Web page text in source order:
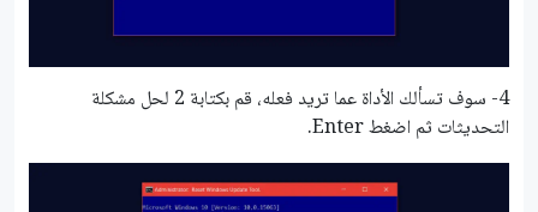
4- سوف تسألك الأداة عما تريد فعله، قم بكتابة 2 لحل مشكلة
التحديثات ثم اضغط Enter.